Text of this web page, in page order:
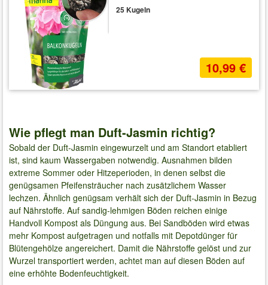
25 Kugeln
10,99 €
Wie pflegt man Duft-Jasmin richtig?
Sobald der Duft-Jasmin eingewurzelt und am Standort etabliert
ist, sind kaum Wassergaben notwendig. Ausnahmen bilden
extreme Sommer oder Hitzeperioden, in denen selbst die
genügsamen Pfeifensträucher nach zusätzlichem Wasser
lechzen. Ähnlich genügsam verhält sich der Duft-Jasmin in Bezug
auf Nährstoffe. Auf sandig-lehmigen Böden reichen einige
Handvoll Kompost als Düngung aus. Bei Sandböden wird etwas
mehr Kompost aufgetragen und notfalls mit Depotdünger für
Blütengehölze angereichert. Damit die Nährstoffe gelöst und zur
Wurzel transportiert werden, achtet man auf diesen Böden auf
eine erhöhte Bodenfeuchtigkeit.